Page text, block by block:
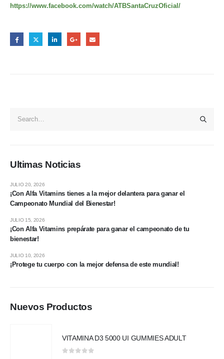
https://www.facebook.com/watch/ATBSantaCruzOficial/
Ultimas Noticias
¡Con Alfa Vitamins tienes a la mejor delantera para ganar el
Campeonato Mundial del Bienestar!
JULIO 20, 2026
¡Con Alfa Vitamins prepárate para ganar el campeonato de tu
bienestar!
JULIO 15, 2026
¡Protege tu cuerpo con la mejor defensa de este mundial!
JULIO 10, 2026
Nuevos Productos
VITAMINA D3 5000 UI GUMMIES ADULT